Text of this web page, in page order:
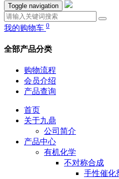
Toggle navigation
我的购物车 0
全部产品分类
购物流程
会员介绍
产品查询
首页
关于九鼎
公司简介
产品中心
有机化学
不对称合成
手性催化